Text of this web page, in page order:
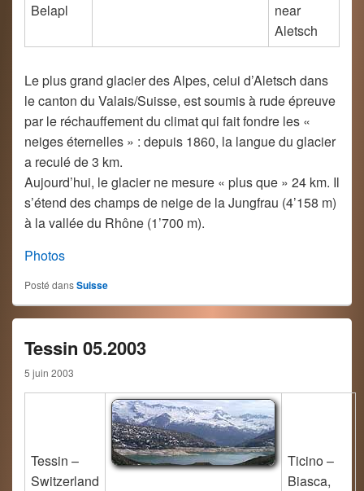
Belapl
near
Aletsch
Le plus grand glacier des Alpes, celui d’Aletsch dans
le canton du Valais/Suisse, est soumis à rude épreuve
par le réchauffement du climat qui fait fondre les «
neiges éternelles » : depuis 1860, la langue du glacier
a reculé de 3 km.
Aujourd’hui, le glacier ne mesure « plus que » 24 km. Il
s’étend des champs de neige de la Jungfrau (4’158 m)
à la vallée du Rhône (1’700 m).
Photos
Posté dansSuisse
Tessin 05.2003
5 juin 2003
Tessin –
Switzerland
Ticino –
Biasca,